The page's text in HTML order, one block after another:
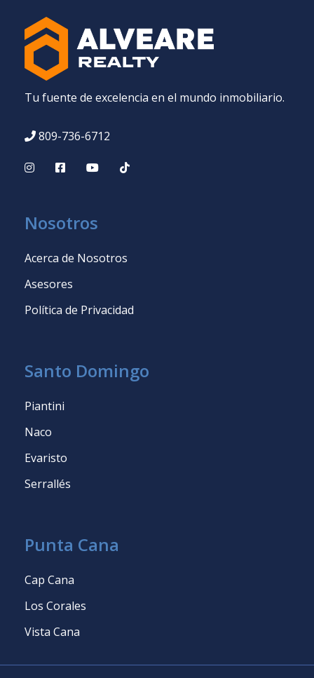
Tu fuente de excelencia en el mundo inmobiliario.
809-736-6712
Nosotros
Acerca de Nosotros
Asesores
Política de Privacidad
Santo Domingo
Piantini
Naco
Evaristo
Serrallés
Punta Cana
Cap Cana
Los Corales
Vista Cana